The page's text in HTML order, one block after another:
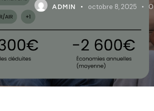
ADMIN octobre 8, 2025 0